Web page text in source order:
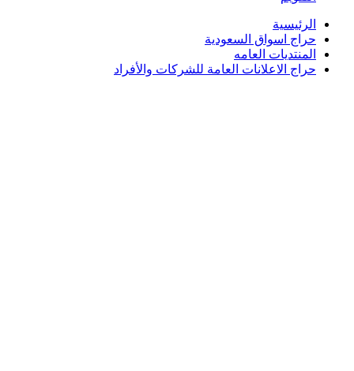
الرئيسية
حراج اسواق السعودية
المنتديات العامه
حراج الاعلانات العامة للشركات والأفراد